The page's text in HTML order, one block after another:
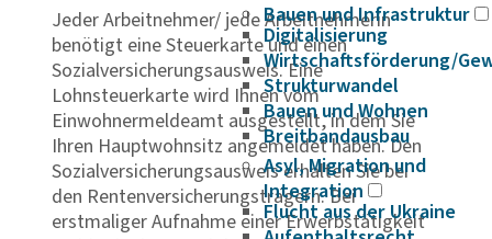
Bauen und Infrastruktur
Digitalisierung
Wirtschaftsförderung/
Strukturwandel
Bauen und Wohnen
Breitbandausbau
Asyl, Migration und
Integration
Flucht aus der Ukraine
Jeder Arbeitnehmer/ jede Arbeitnehmerin
benötigt eine Steuerkarte und einen
Sozialversicherungsausweis. Eine
Lohnsteuerkarte wird Ihnen vom
Einwohnermeldeamt ausgestellt, in dem Sie
Ihren Hauptwohnsitz angemeldet haben. Den
Sozialversicherungsausweis erhalten Sie bei
den Rentenversicherungsträgern. Bei
erstmaliger Aufnahme einer Erwerbstätigkeit